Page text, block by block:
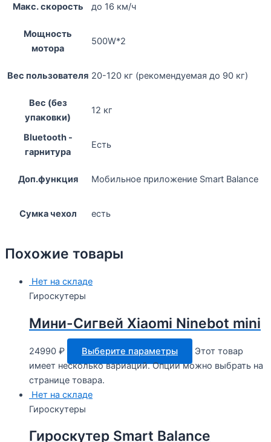
Макс. скорость до 16 км/ч
Мощность
мотора
500W*2
Вес пользователя 20-120 кг (рекомендуемая до 90 кг)
Вес (без
упаковки)
12 кг
Bluetooth -
гарнитура
Есть
Доп.функция Мобильное приложение Smart Balance
Сумка чехол есть
Похожие товары
Нет на складе
Гироскутеры
Мини-Сигвей Xiaomi Ninebot mini
24990 ₽ Выберите параметры
Этот товар
имеет несколько вариаций. Опции можно выбрать на
странице товара.
Нет на складе
Гироскутеры
Гироскутер Smart Balance